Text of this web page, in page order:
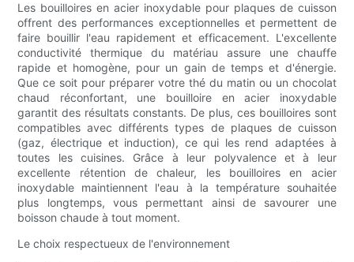
Les bouilloires en acier inoxydable pour plaques de cuisson
offrent des performances exceptionnelles et permettent de
faire bouillir l'eau rapidement et efficacement. L'excellente
conductivité thermique du matériau assure une chauffe
rapide et homogène, pour un gain de temps et d'énergie.
Que ce soit pour préparer votre thé du matin ou un chocolat
chaud réconfortant, une bouilloire en acier inoxydable
garantit des résultats constants. De plus, ces bouilloires sont
compatibles avec différents types de plaques de cuisson
(gaz, électrique et induction), ce qui les rend adaptées à
toutes les cuisines. Grâce à leur polyvalence et à leur
excellente rétention de chaleur, les bouilloires en acier
inoxydable maintiennent l'eau à la température souhaitée
plus longtemps, vous permettant ainsi de savourer une
boisson chaude à tout moment.
Le choix respectueux de l'environnement